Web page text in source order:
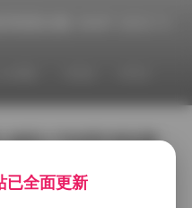
颇具人气的博主喵朵曦
集不仅数量可观，更在
已全面更新